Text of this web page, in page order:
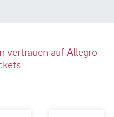
vertrauen auf Allegro